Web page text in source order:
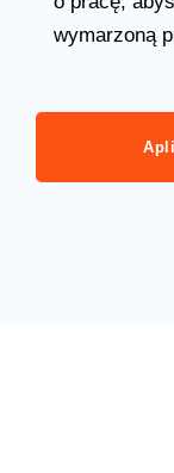
wymarzoną